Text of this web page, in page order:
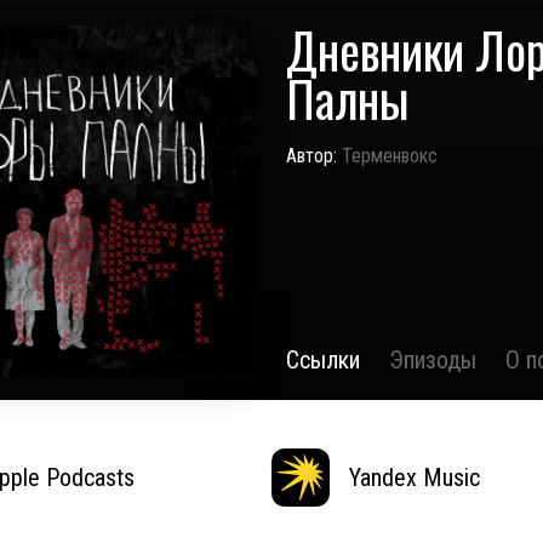
Дневники
Палны
Автор: Терменвокс
Ссылки Эпизоды О
Podcasts Yandex Music